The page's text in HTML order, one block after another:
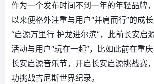
作为一个发布时间不到一年的年轻品牌
以来便格外注重与用户“并肩而行”的成
“启源万里行 护龙进尔滨”，此前长安启
活动与用户“玩在一起”，比如此前在重
长安启源音乐节，开启长安启源挑战赛
功挑战吉尼斯世界纪录。